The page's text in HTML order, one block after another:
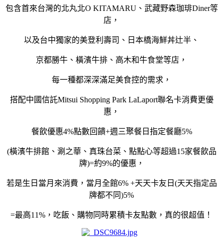
包含首來台灣的北丸北O KITAMARU、武藏野森珈琲Diner等
店，
以及台中獨家的美登利壽司、日本橋海鮮丼辻半、
京都勝牛、橫濱牛排、高木和牛食堂等店 ，
每一種都深深滿足美食控的需求，
搭配中國信託Mitsui Shopping Park LaLaport聯名卡消費更優
惠，
餐飲優惠4%點數回饋+週三聚餐日指定餐廳5%
(橫濱牛排館、涮之華、真珠台菜、點點心等超過15家餐飲品
牌)=約9%的優惠，
若是生日當月來消費，當月全館6% +天天卡友日 (天天指定品
牌都不同)5%
=最高11% ，吃飯、購物同時累積卡友點數，真的很超值！